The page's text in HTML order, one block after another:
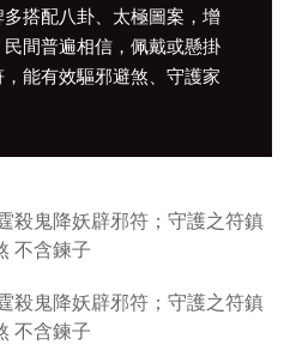
搭配八卦、太極圖案，增
間普遍相信，佩戴或懸掛
能有效驅邪避煞、守護家